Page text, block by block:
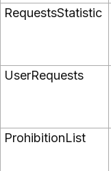
RequestsStatistic
UserRequests
ProhibitionList